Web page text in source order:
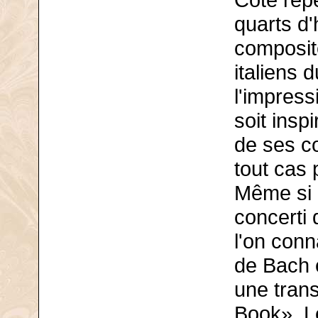
quarts
italiens
soit
de ses
tout cas
Même
concerti
l'on
de Bach
une